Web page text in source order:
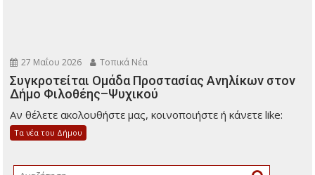
27 Μαΐου 2026 Τοπικά Νέα
Συγκροτείται Ομάδα Προστασίας Ανηλίκων στον
Δήμο Φιλοθέης–Ψυχικού
Αν θέλετε ακολουθήστε μας, κοινοποιήστε ή κάνετε like:
Τα νέα του Δήμου